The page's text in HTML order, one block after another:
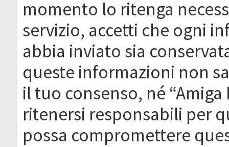
momento lo ritenga
servizio, accetti che ogni
abbia inviato sia
queste informazioni non
il tuo consenso, né
ritenersi responsabili per
possa compromettere